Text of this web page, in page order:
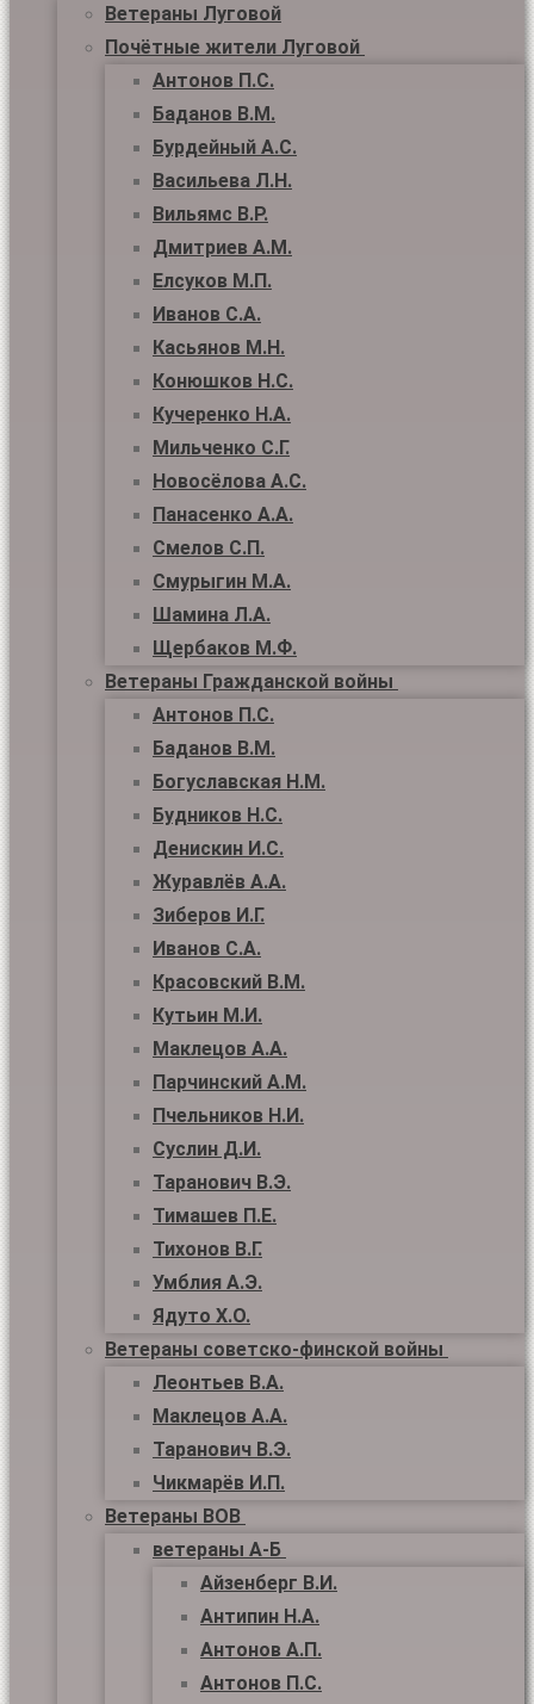
Ветераны Луговой
Почётные жители Луговой
Антонов П.С.
Баданов В.М.
Бурдейный А.С.
Васильева Л.Н.
Вильямс В.Р.
Дмитриев А.М.
Елсуков М.П.
Иванов С.А.
Касьянов М.Н.
Конюшков Н.С.
Кучеренко Н.А.
Мильченко С.Г.
Новосёлова А.С.
Панасенко А.А.
Смелов С.П.
Смурыгин М.А.
Шамина Л.А.
Щербаков М.Ф.
Ветераны Гражданской войны
Антонов П.С.
Баданов В.М.
Богуславская Н.М.
Будников Н.С.
Денискин И.С.
Журавлёв А.А.
Зиберов И.Г.
Иванов С.А.
Красовский В.М.
Кутьин М.И.
Маклецов А.А.
Парчинский А.М.
Пчельников Н.И.
Суслин Д.И.
Таранович В.Э.
Тимашев П.Е.
Тихонов В.Г.
Умблия А.Э.
Ядуто Х.О.
Ветераны советско-финской войны
Леонтьев В.А.
Маклецов А.А.
Таранович В.Э.
Чикмарёв И.П.
Ветераны ВОВ
ветераны А-Б
Айзенберг В.И.
Антипин Н.А.
Антонов А.П.
Антонов П.С.